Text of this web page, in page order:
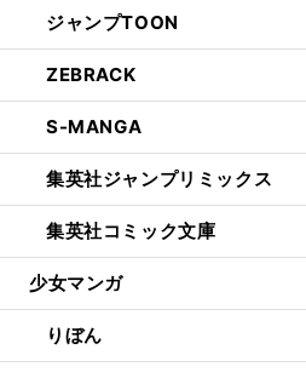
ジャンプTOON
ZEBRACK
S-MANGA
集英社ジャンプリミックス
集英社コミック文庫
少女マンガ
りぼん